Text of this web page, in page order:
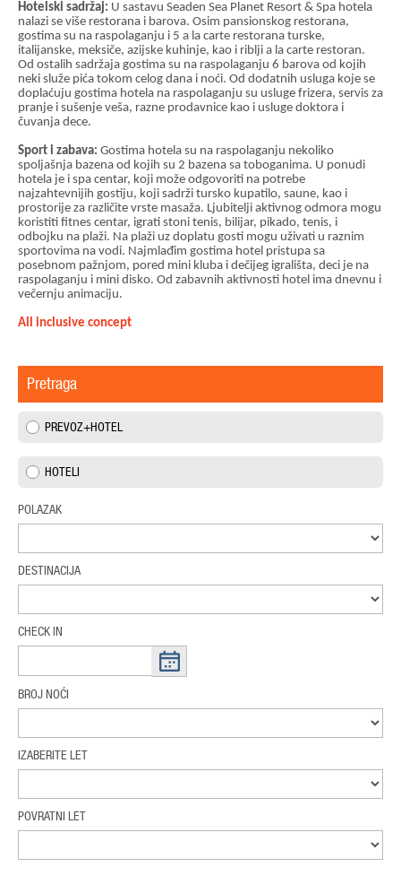
Hotelski sadržaj: U sastavu Seaden Sea Planet Resort & Spa hotela
nalazi se više restorana i barova. Osim pansionskog restorana,
gostima su na raspolaganju i 5 a la carte restorana turske,
italijanske, meksiče, azijske kuhinje, kao i riblji a la carte restoran.
Od ostalih sadržaja gostima su na raspolaganju 6 barova od kojih
neki služe pića tokom celog dana i noći. Od dodatnih usluga koje se
doplaćuju gostima hotela na raspolaganju su usluge frizera, servis za
pranje i sušenje veša, razne prodavnice kao i usluge doktora i
čuvanja dece.
Sport i zabava: Gostima hotela su na raspolaganju nekoliko
spoljašnja bazena od kojih su 2 bazena sa toboganima. U ponudi
hotela je i spa centar, koji može odgovoriti na potrebe
najzahtevnijih gostiju, koji sadrži tursko kupatilo, saune, kao i
prostorije za različite vrste masaža. Ljubitelji aktivnog odmora mogu
koristiti fitnes centar, igrati stoni tenis, bilijar, pikado, tenis, i
odbojku na plaži. Na plaži uz doplatu gosti mogu uživati u raznim
sportovima na vodi. Najmlađim gostima hotel pristupa sa
posebnom pažnjom, pored mini kluba i dečijeg igrališta, deci je na
raspolaganju i mini disko. Od zabavnih aktivnosti hotel ima dnevnu i
večernju animaciju.
All inclusive concept
Pretraga
PREVOZ+HOTEL
HOTELI
POLAZAK
DESTINACIJA
CHECK IN
BROJ NOĆI
IZABERITE LET
POVRATNI LET